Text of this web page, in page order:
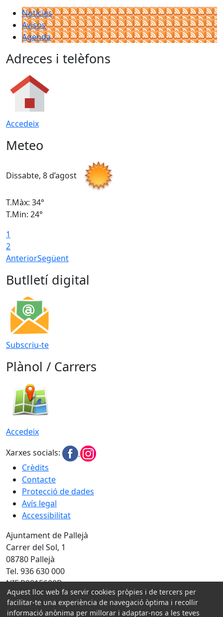
Notícies
Avisos
Agenda
Adreces i telèfons
Accedeix
Meteo
Dissabte, 8 d’agost
T.Màx: 34°
T.Min: 24°
1
2
AnteriorSegüent
Butlletí digital
Subscriu-te
Plànol / Carrers
Accedeix
Xarxes socials:
Crèdits
Contacte
Protecció de dades
Avís legal
Accessibilitat
Ajuntament de Pallejà
Carrer del Sol, 1
08780 Pallejà
Tel. 936 630 000
NIF P0815600B
Amb la col·laboració de:
Aquest lloc web fa servir cookies pròpies i de tercers per
facilitar-te una experiència de navegació òptima i recollir
informació anònima per millorar i adaptar-nos a les teves